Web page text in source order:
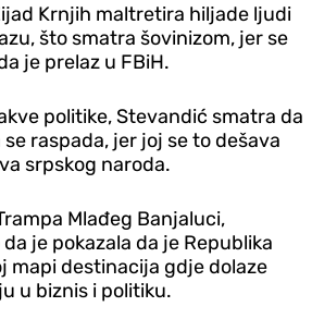
Krnjih maltretira hiljade ljudi
što smatra šovinizom, jer se
je prelaz u FBiH.
politike, Stevandić smatra da
raspada, jer joj se to dešava
srpskog naroda.
Mlađeg Banjaluci,
je pokazala da je Republika
mapi destinacija gdje dolaze
u biznis i politiku.